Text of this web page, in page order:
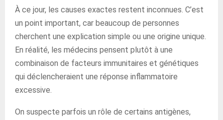
À ce jour, les causes exactes restent inconnues. C’est
un point important, car beaucoup de personnes
cherchent une explication simple ou une origine unique.
En réalité, les médecins pensent plutôt à une
combinaison de facteurs immunitaires et génétiques
qui déclencheraient une réponse inflammatoire
excessive.
On suspecte parfois un rôle de certains antigènes,